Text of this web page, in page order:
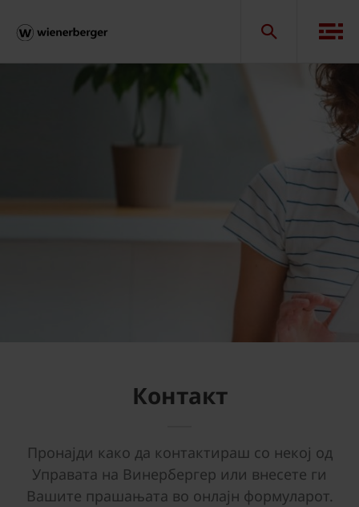
Контакт
Пронајди како да контактираш со некој од
Управата на Винербергер или внесете ги
Вашите прашањата во онлајн формуларот.